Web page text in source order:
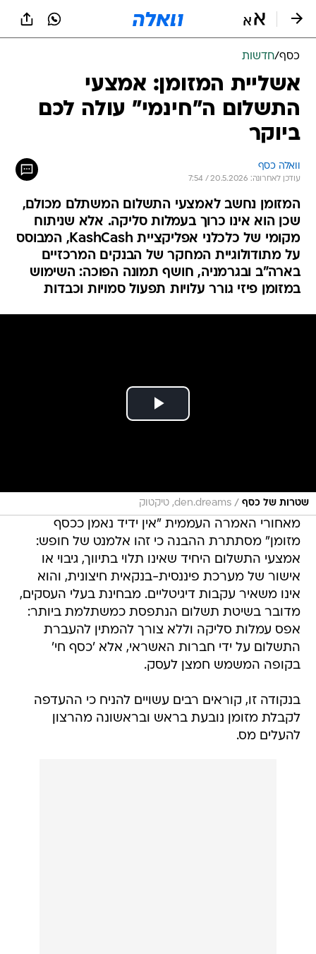
כסף/חדשות
אשליית המזומן: אמצעי
התשלום ה"חינמי" עולה לכם
ביוקר
וואלה כסף
עודכן לאחרונה: 20.5.2026 / 7:54
המזומן נחשב לאמצעי התשלום המשתלם מכולם,
שכן הוא אינו כרוך בעמלות סליקה. אלא שניתוח
מקומי של כלכלני אפליקציית KashCash, המבוסס
על מתודולוגיית המחקר של הבנקים המרכזיים
בארה"ב ובגרמניה, חושף תמונה הפוכה: השימוש
במזומן פיזי גורר עלויות תפעול סמויות וכבדות
שטרות של כסף / den.dreams, טיקטוק
מאחורי האמרה העממית "אין ידיד נאמן ככסף
מזומן" מסתתרת ההבנה כי זהו אלמנט של חופש:
אמצעי התשלום היחיד שאינו תלוי בתיווך, גיבוי או
אישור של מערכת פיננסית-בנקאית חיצונית, והוא
אינו משאיר עקבות דיגיטליים. מבחינת בעלי העסקים,
מדובר בשיטת תשלום הנתפסת כמשתלמת ביותר:
אפס עמלות סליקה וללא צורך להמתין להעברת
התשלום על ידי חברות האשראי, אלא 'כסף חי'
בקופה המשמש חמצן לעסק.
בנקודה זו, קוראים רבים עשויים להניח כי ההעדפה
לקבלת מזומן נובעת בראש ובראשונה מהרצון
להעלים מס.